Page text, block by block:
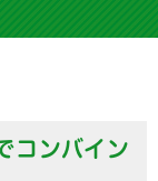
コンバイン